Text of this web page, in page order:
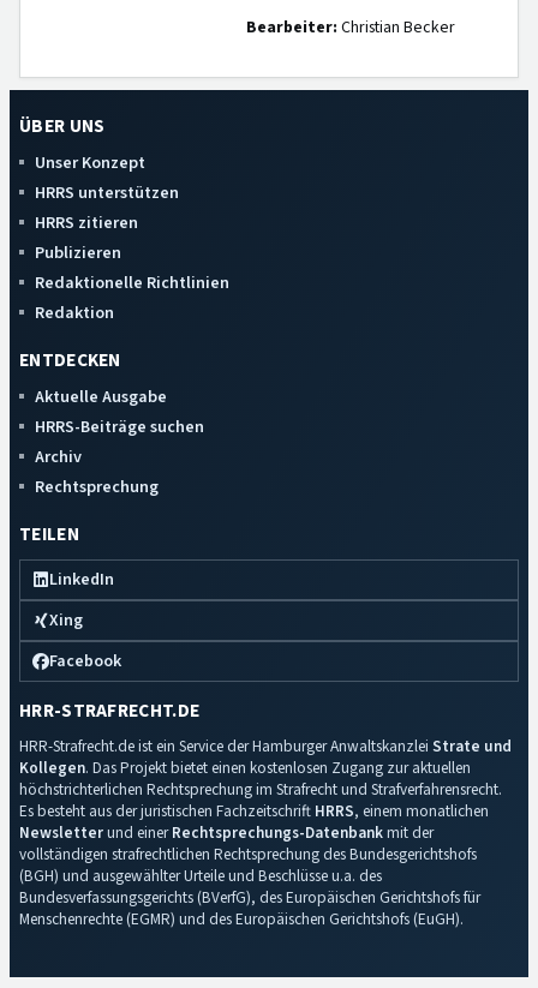
Bearbeiter: Christian Becker
ÜBER UNS
Unser Konzept
HRRS unterstützen
HRRS zitieren
Publizieren
Redaktionelle Richtlinien
Redaktion
ENTDECKEN
Aktuelle Ausgabe
HRRS-Beiträge suchen
Archiv
Rechtsprechung
TEILEN
LinkedIn
Xing
Facebook
HRR-STRAFRECHT.DE
HRR-Strafrecht.de ist ein Service der Hamburger Anwaltskanzlei Strate und
Kollegen. Das Projekt bietet einen kostenlosen Zugang zur aktuellen
höchstrichterlichen Rechtsprechung im Strafrecht und Strafverfahrensrecht.
Es besteht aus der juristischen Fachzeitschrift HRRS, einem monatlichen
Newsletterund einerRechtsprechungs-Datenbankmit der
vollständigen strafrechtlichen Rechtsprechung des Bundesgerichtshofs
(BGH) und ausgewählter Urteile und Beschlüsse u.a. des
Bundesverfassungsgerichts (BVerfG), des Europäischen Gerichtshofs für
Menschenrechte (EGMR) und des Europäischen Gerichtshofs (EuGH).